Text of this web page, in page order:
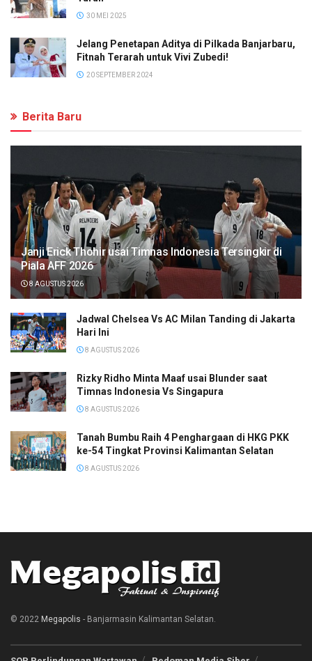
30 MEI 2025
Jelang Penetapan Aditya di Pilkada Banjarbaru,
Fitnah Terarah untuk Vivi Zubedi!
20 SEPTEMBER 2024
Berita Baru
Janji Erick Thohir usai Timnas Indonesia Tersingkir di
Piala AFF 2026
8 AGUSTUS 2026
Jadwal Chelsea Vs AC Milan Tanding di Jakarta
Hari Ini
8 AGUSTUS 2026
Rizky Ridho Minta Maaf usai Blunder saat
Timnas Indonesia Vs Singapura
8 AGUSTUS 2026
Tanah Bumbu Raih 4 Penghargaan di HKG PKK
ke-54 Tingkat Provinsi Kalimantan Selatan
8 AGUSTUS 2026
© 2022 Megapolis - Banjarmasin Kalimantan Selatan.